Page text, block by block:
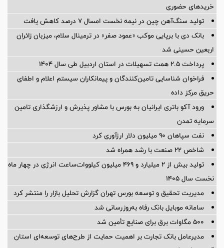
خریدهای حضوری
تولید سنگ‌آهن چین در نیمه نخست امسال ۷ درصد کاهش یافت
بانک دی با برپایی موکب «عمود صفر» در ترمینال سلام، میزبان زائران
اربعین حسینی شد
پرداخت ۲.۵ همت تسهیلات در استان اردبیل طی سال ۱۴۰۴
فراخوان شناسایی تامین‌کنندگان و پیمانکاران سیستم اعلام و اطفای
حریق مرکز داده
ورود آکو باتری ایرانیان به بورس با مشاور پذیرش و ارزشگذاری تامین
سرمایه تمدن
نفت سپاهان ۹۰ میلیون دلار ارزآوری کرد
شاخص ۲۲ صنعت با رشد همراه شد
تولید بیش از ۲ میلیارد و ۴۶۹ میلیون کیلووات‌ساعت انرژی در چهار ماه
نخست سال ۱۴۰۵
مدیریت تحقیق و توسعه‌ بورس تهران گزارش تحلیل بازار را منتشر کرد
سامانه موبایل بانک رفاه به‌روزرسانی شد
۵۰۰ مگاوات برق برای صنایع تأمین شد
مدیرعامل بانک تجارت بر اهمیت حمایت از طرح‌های توسعه‌ای استان